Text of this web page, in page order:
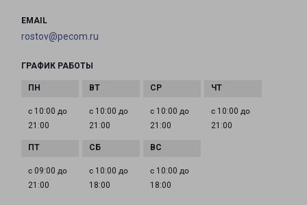
EMAIL
rostov@pecom.ru
ГРАФИК РАБОТЫ
с 10:00 до
21:00
с 10:00 до
21:00
с 10:00 до
21:00
с 10:00 до
21:00
с 09:00 до
21:00
с 10:00 до
18:00
с 10:00 до
18:00